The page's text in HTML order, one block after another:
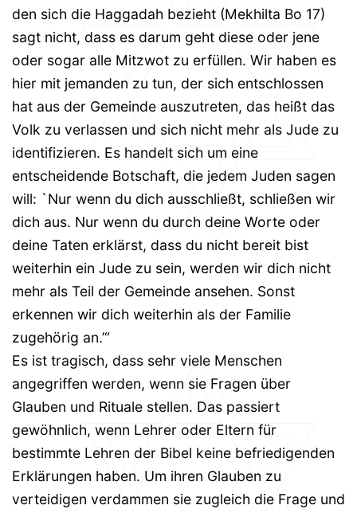
den sich die Haggadah bezieht (Mekhilta Bo 17)
sagt nicht, dass es darum geht diese oder jene
oder sogar alle Mitzwot zu erfüllen. Wir haben es
hier mit jemanden zu tun, der sich entschlossen
hat aus der Gemeinde auszutreten, das heißt das
Volk zu verlassen und sich nicht mehr als Jude zu
identifizieren. Es handelt sich um eine
entscheidende Botschaft, die jedem Juden sagen
will: `Nur wenn du dich ausschließt, schließen wir
dich aus. Nur wenn du durch deine Worte oder
deine Taten erklärst, dass du nicht bereit bist
weiterhin ein Jude zu sein, werden wir dich nicht
mehr als Teil der Gemeinde ansehen. Sonst
erkennen wir dich weiterhin als der Familie
zugehörig an.’“
Es ist tragisch, dass sehr viele Menschen
angegriffen werden, wenn sie Fragen über
Glauben und Rituale stellen. Das passiert
gewöhnlich, wenn Lehrer oder Eltern für
bestimmte Lehren der Bibel keine befriedigenden
Erklärungen haben. Um ihren Glauben zu
verteidigen verdammen sie zugleich die Frage und